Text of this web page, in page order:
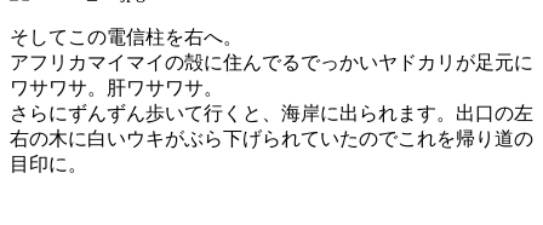
そしてこの電信柱を右へ。
アフリカマイマイの殻に住んでるでっかいヤドカリが足元に
ワサワサ。肝ワサワサ。
さらにずんずん歩いて行くと、海岸に出られます。出口の左
右の木に白いウキがぶら下げられていたのでこれを帰り道の
目印に。